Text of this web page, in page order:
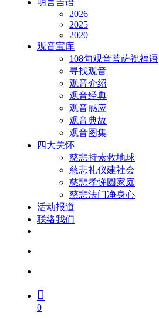
明言吉语
2026
2025
2020
观音宝库
108句观音菩萨祝福语
寻找观音
观音介绍
观音经典
观音感应
观音典故
观音图集
四大关怀
慈悲持素救地球
慈悲礼仪建社会
慈悲孝悌圆家庭
慈悲法门净身心
活动报道
联络我们
0